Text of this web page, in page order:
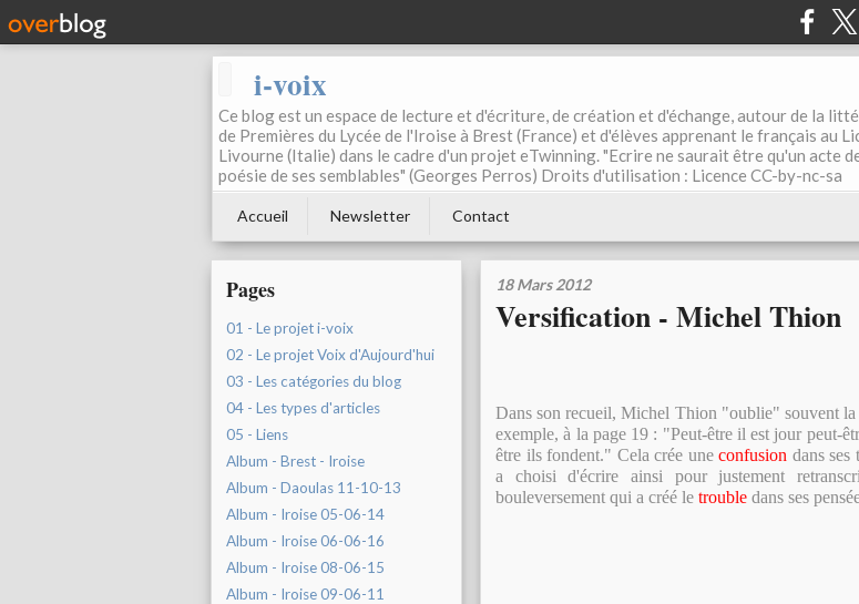
i-voix
Ce blog est un espace de lecture et d'écriture, de création et d'échange, autour de la
de Premières du Lycée de l'Iroise à Brest (France) et d'élèves apprenant le français au
Livourne (Italie) dans le cadre d'un projet eTwinning. "Ecrire ne saurait être qu'un acte
poésie de ses semblables" (Georges Perros) Droits d'utilisation : Licence CC-by-nc-sa
Accueil Newsletter Contact
Pages
01 - Le projet i-voix
02 - Le projet Voix d'Aujourd'hui
03 - Les catégories du blog
04 - Les types d'articles
05 - Liens
Album - Brest - Iroise
Album - Daoulas 11-10-13
Album - Iroise 05-06-14
Album - Iroise 06-06-16
Album - Iroise 08-06-15
Album - Iroise 09-06-11
18 Mars 2012
Versification - Michel Thion
Dans son recueil, Michel Thion "oublie" souvent
exemple, à la page 19 : "Peut-être il est jour peut-
être ils fondent." Cela crée une confusion dans ses
a choisi d'écrire ainsi pour justement
bouleversement qui a créé le trouble dans ses